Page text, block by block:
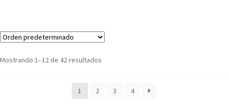
Mostrando 1–12 de 42 resultados
1 2 3 4